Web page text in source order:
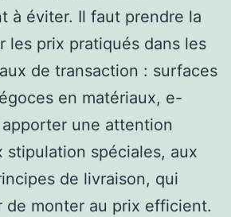
à éviter. Il faut prendre la
les prix pratiqués dans les
de transaction : surfaces
en matériaux, e-
une attention
stipulation spéciales, aux
de livraison, qui
de monter au prix efficient.